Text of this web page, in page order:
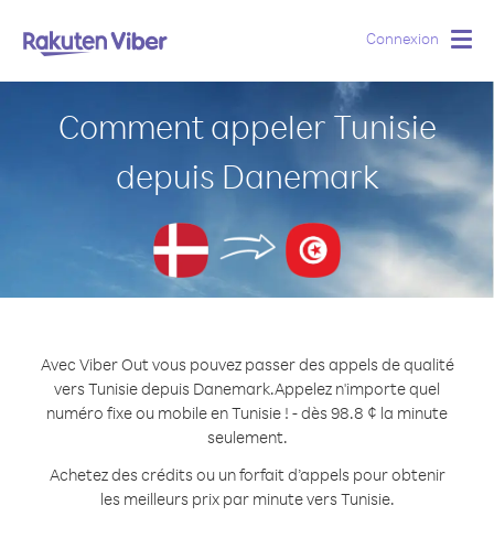
Connexion
Comment appeler Tunisie
depuis Danemark
Avec Viber Out vous pouvez passer des appels de qualité
vers Tunisie depuis Danemark.Appelez n'importe quel
numéro fixe ou mobile en Tunisie ! - dès 98.8 ¢ la minute
seulement.
Achetez des crédits ou un forfait d’appels pour obtenir
les meilleurs prix par minute vers Tunisie.